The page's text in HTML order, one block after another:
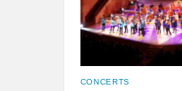
CONCERTS